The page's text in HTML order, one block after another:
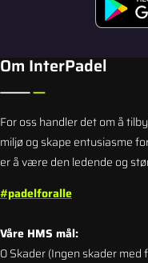
Om InterPadel
For oss handler det om å
miljø og skape entusiasme
er å være den ledende og
#padelforalle
Våre HMS mål:
0Skader (Ingen skader